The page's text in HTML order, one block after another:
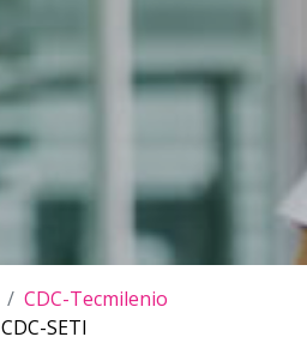
CDC-Tecmilenio
CDC-SETI